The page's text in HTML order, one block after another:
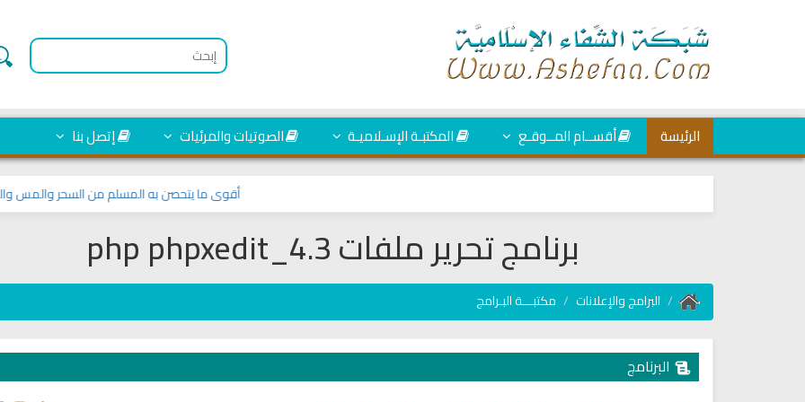
الرئيسة أقســام المــوقـع المكتبـة الإسـلاميـة الصوتيات والمرئيات إتصل بنا
أقوى ما يتحصن به المسلم من السحر والمس والعين
برنامج تحرير ملفات php phpxedit_4.3
البرامج والإعلانات مكتبـــة البـرامج
البرنامج